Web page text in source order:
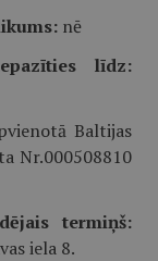
nē
līdz:
Baltijas
Nr.000508810
termiņš:
iela 8.